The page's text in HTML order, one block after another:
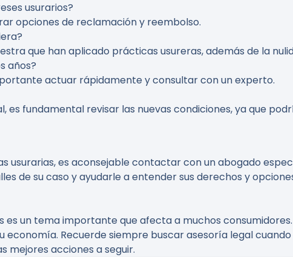
usurarios?
opciones de reclamación y reembolso.
que han aplicado prácticas usureras, además de la
años?
actuar rápidamente y consultar con un experto.
fundamental revisar las nuevas condiciones, ya que
usurarias, es aconsejable contactar con un abogado
de su caso y ayudarle a entender sus derechos y
es un tema importante que afecta a muchos
Recuerde siempre buscar asesoría legal
mejores acciones a seguir.